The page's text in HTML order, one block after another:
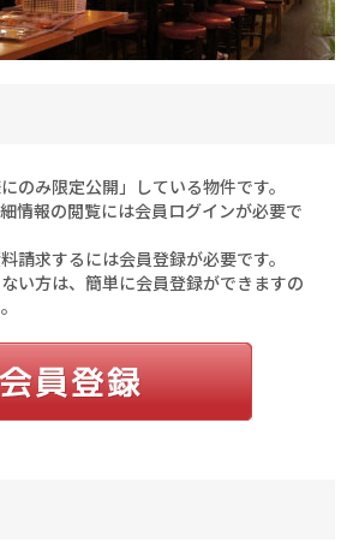
のみ限定公開」している物件です。
情報の閲覧には会員ログインが必要で
請求するには会員登録が必要です。
い方は、簡単に会員登録ができますの